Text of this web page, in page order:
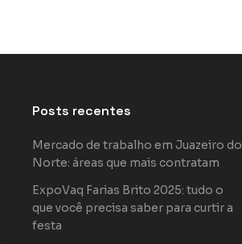
Posts recentes
Mercado de trabalho em Juazeiro do
Norte: áreas que mais contratam
ExpoVaq Farias Brito 2025: tudo o
que você precisa saber para curtir a
festa